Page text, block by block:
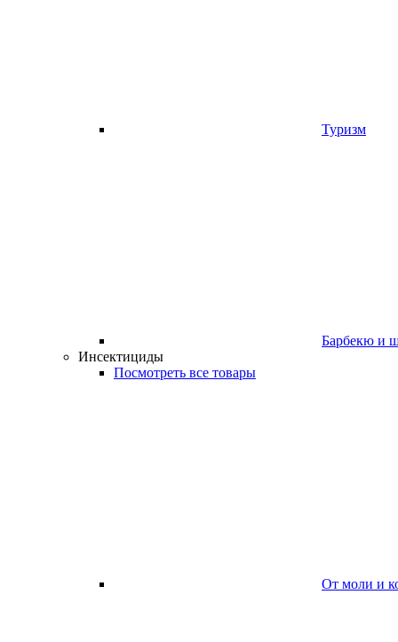
Туризм
Барбекю и
Инсектициды
Посмотреть все товары
От моли и